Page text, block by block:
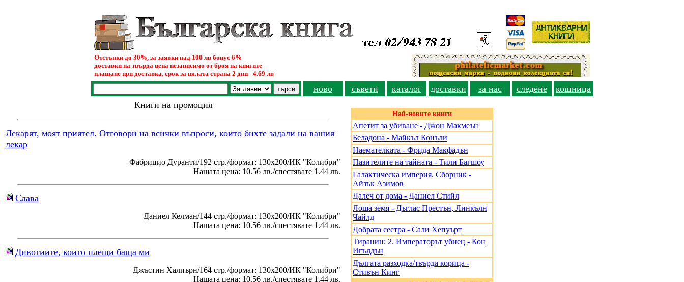
Отстъпки до 30%, за заявки над 100 лв бонус 6%
доставки на твърда цена независимо от броя на книгите
плащане при доставка, срок за цялата страна 2 дни - 4.69 лв
ново съвети каталог доставки за нас следене
кошница
Книги на промоция
Лекарят, моят приятел. Отговори на всички въпроси, които бихте задали на вашия
лекар
Фабрицио Дуранти/192 стр./формат: 130х200/ИК "Колибри"
Нашата цена: 10.56 лв./спестявате 1.44 лв.
Слава
Даниел Келман/144 стр./формат: 130х200/ИК "Колибри"
Нашата цена: 10.56 лв./спестявате 1.44 лв.
Дивотиите, които плещи баща ми
Джъстин Халпърн/164 стр./формат: 130х200/ИК "Колибри"
Нашата цена: 10.56 лв./спестявате 1.44 лв.
Най-новите книги
Апетит за убиване - Джон Макмеън
Беладона - Майкъл Конъли
Наемателката - Фрида Макфадън
Пазителите на тайната - Тили Багшоу
Галактическа империя. Сборник -
Айзък Азимов
Далеч от дома - Даниел Стийл
Лоша земя - Дъглас Престън, Линкълн
Чайлд
Добрата сестра - Сали Хепуърт
Тиранин: 2. Императорът убиец - Кон
Игълдън
Дългата разходка/твърда корица -
Стивън Кинг